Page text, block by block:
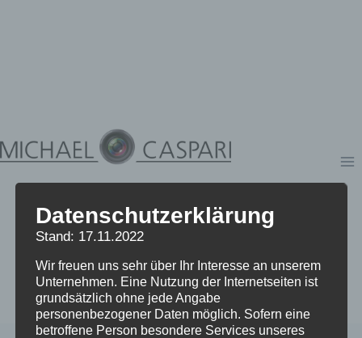
Datenschutzerklärung
Stand: 17.11.2022
Wir freuen uns sehr über Ihr Interesse an unserem
Unternehmen. Eine Nutzung der Internetseiten ist
grundsätzlich ohne jede Angabe
personenbezogener Daten möglich. Sofern eine
betroffene Person besondere Services unseres